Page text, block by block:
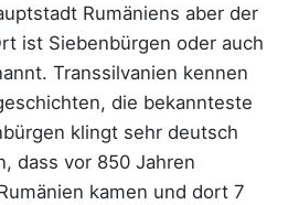
Rumäniens aber der
ist Siebenbürgen oder auch
Transsilvanien kennen
die bekannteste
klingt sehr deutsch
dass vor 850 Jahren
kamen und dort 7